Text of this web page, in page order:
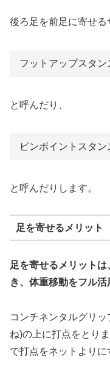
後ろ足を前足に寄せる
フットアップスタン
と呼んだり、
ピンポイントスタン
と呼んだりします。
足を寄せるメリット
足を寄せるメリット
き、体重移動をフル活
コンチネンタルグリ
ね)の上に打点をとり
で打点をネットよりに